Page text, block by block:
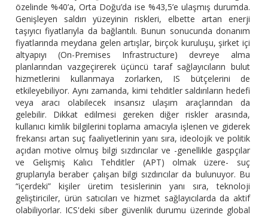
özelinde %40’a, Orta Doğu’da ise %43,5’e ulaşmış durumda.
Genişleyen saldırı yüzeyinin riskleri, elbette artan enerji
taşıyıcı fiyatlarıyla da bağlantılı. Bunun sonucunda donanım
fiyatlarında meydana gelen artışlar, birçok kuruluşu, şirket içi
altyapıyı (On-Premises Infrastructure) devreye alma
planlarından vazgeçirerek üçüncü taraf sağlayıcıların bulut
hizmetlerini kullanmaya zorlarken, IS bütçelerini de
etkileyebiliyor. Aynı zamanda, kimi tehditler saldırıların hedefi
veya aracı olabilecek insansız ulaşım araçlarından da
gelebilir. Dikkat edilmesi gereken diğer riskler arasında,
kullanıcı kimlik bilgilerini toplama amacıyla işlenen ve giderek
frekansı artan suç faaliyetlerinin yanı sıra, ideolojik ve politik
açıdan motive olmuş bilgi sızdırıcılar ve -genellikle gaspçılar
ve Gelişmiş Kalıcı Tehditler (APT) olmak üzere- suç
gruplarıyla beraber çalışan bilgi sızdırıcılar da bulunuyor. Bu
“içerdeki” kişiler üretim tesislerinin yanı sıra, teknoloji
geliştiriciler, ürün satıcıları ve hizmet sağlayıcılarda da aktif
olabiliyorlar. ICS'deki siber güvenlik durumu üzerinde global